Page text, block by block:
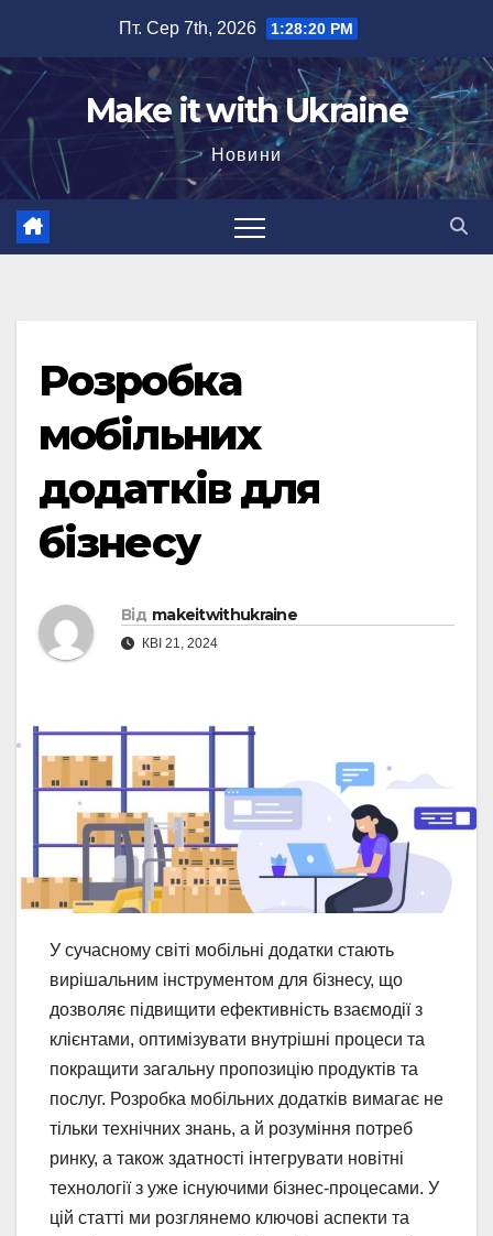
вмісту
Пт. Сер 7th, 2026 1:28:21 PM
Make it with Ukraine
Новини
Розробка
мобільних
додатків для
бізнесу
Від makeitwithukraine
КВІ 21, 2024
У сучасному світі мобільні додатки стають
вирішальним інструментом для бізнесу, що
дозволяє підвищити ефективність взаємодії з
клієнтами, оптимізувати внутрішні процеси та
покращити загальну пропозицію продуктів та
послуг. Розробка мобільних додатків вимагає не
тільки технічних знань, а й розуміння потреб
ринку, а також здатності інтегрувати новітні
технології з уже існуючими бізнес-процесами. У
цій статті ми розглянемо ключові аспекти та